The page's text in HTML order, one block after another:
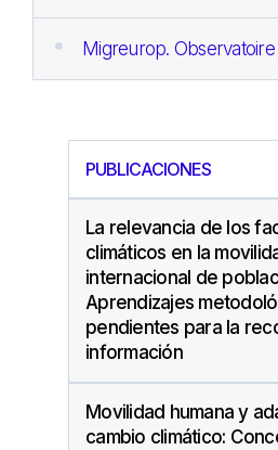
Migreurop.
PUBLICACIONES
La relevancia de los
climáticos en la
internacional de
Aprendizajes
pendientes para la
información
Movilidad humana y
cambio climático: